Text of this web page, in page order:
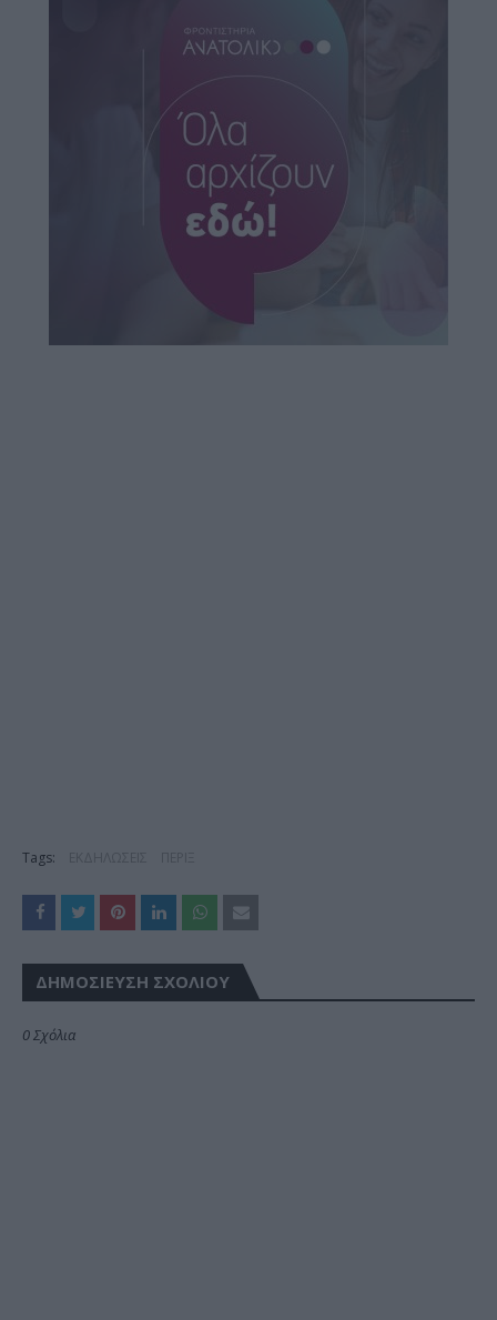
Tags:
ΔΗΜΟΣΊΕΥΣΗ ΣΧΟΛΊΟΥ
0 Σχόλια